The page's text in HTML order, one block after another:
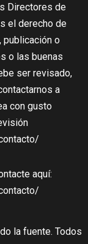
Directores de
el derecho de
publicación o
o las buenas
ser revisado,
a
con gusto
aquí:
la fuente. Todos